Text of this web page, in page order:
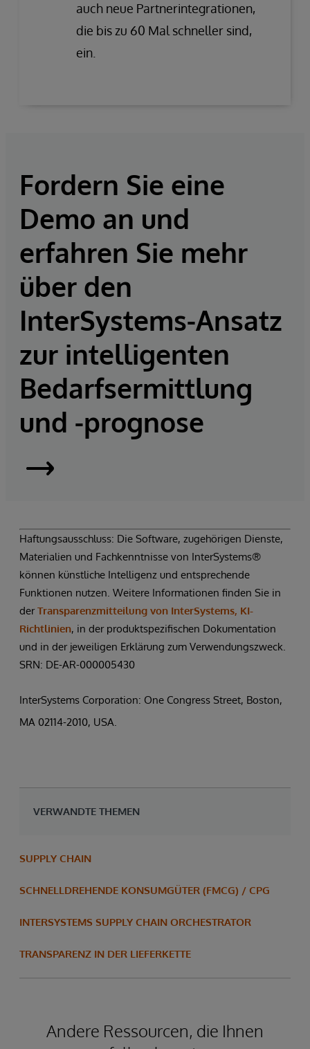
auch neue Partnerintegrationen,
die bis zu 60 Mal schneller sind,
ein.
Fordern Sie eine
Demo an und
erfahren Sie mehr
über den
InterSystems-Ansatz
zur intelligenten
Bedarfsermittlung
und -prognose
InterSystems
Chain
Orchestrator
|
Demo
anfordern
Haftungsausschluss: Die Software, zugehörigen Dienste,
Materialien und Fachkenntnisse von InterSystems®
können künstliche Intelligenz und entsprechende
Funktionen nutzen. Weitere Informationen finden Sie in
derTransparenzmitteilung von InterSystems, KI-
Richtlinien, in der produktspezifischen Dokumentation
und in der jeweiligen Erklärung zum Verwendungszweck.
SRN: DE-AR-000005430
InterSystems Corporation: One Congress Street, Boston,
MA 02114-2010, USA.
VERWANDTE THEMEN
SUPPLY CHAIN
SCHNELLDREHENDE KONSUMGÜTER (FMCG) / CPG
INTERSYSTEMS SUPPLY CHAIN ORCHESTRATOR
TRANSPARENZ IN DER LIEFERKETTE
Andere Ressourcen, die Ihnen